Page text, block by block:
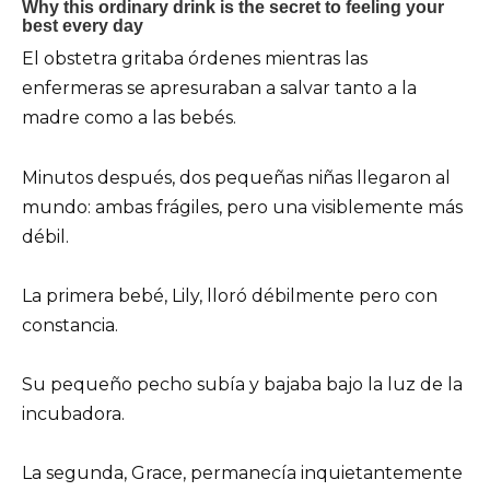
El obstetra gritaba órdenes mientras las
enfermeras se apresuraban a salvar tanto a la
madre como a las bebés.
Minutos después, dos pequeñas niñas llegaron al
mundo: ambas frágiles, pero una visiblemente más
débil.
La primera bebé, Lily, lloró débilmente pero con
constancia.
Su pequeño pecho subía y bajaba bajo la luz de la
incubadora.
La segunda, Grace, permanecía inquietantemente